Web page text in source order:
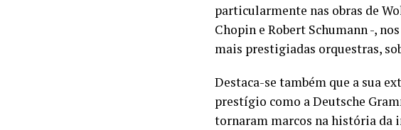
particularmente nas obras de
Chopin e Robert Schumann -,
mais prestigiadas orquestras,
Destaca-se também que a sua
prestígio como a Deutsche
tornaram marcos na história da